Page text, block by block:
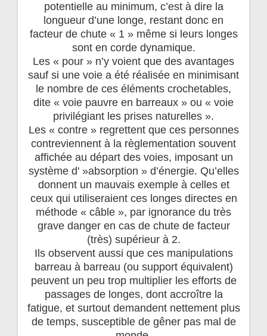
potentielle au minimum, c’est à dire la
longueur d’une longe, restant donc en
facteur de chute « 1 » même si leurs longes
sont en corde dynamique.
Les « pour » n’y voient que des avantages
sauf si une voie a été réalisée en minimisant
le nombre de ces éléments crochetables,
dite « voie pauvre en barreaux » ou « voie
privilégiant les prises naturelles ».
Les « contre » regrettent que ces personnes
contreviennent à la règlementation souvent
affichée au départ des voies, imposant un
système d' »absorption » d’énergie. Qu’elles
donnent un mauvais exemple à celles et
ceux qui utiliseraient ces longes directes en
méthode « câble », par ignorance du très
grave danger en cas de chute de facteur
(très) supérieur à 2.
Ils observent aussi que ces manipulations
barreau à barreau (ou support équivalent)
peuvent un peu trop multiplier les efforts de
passages de longes, dont accroître la
fatigue, et surtout demandent nettement plus
de temps, susceptible de gêner pas mal de